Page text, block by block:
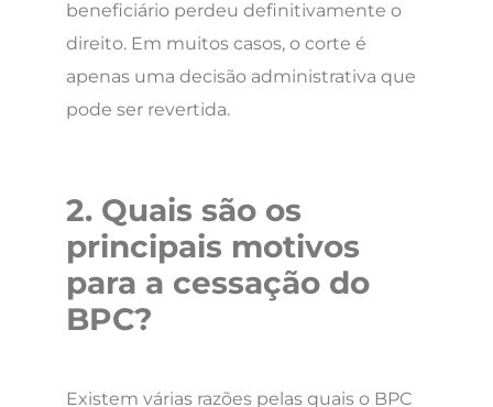
beneficiário perdeu definitivamente o
direito. Em muitos casos, o corte é
apenas uma decisão administrativa que
pode ser revertida.
2. Quais são os
principais motivos
para a cessação do
BPC?
Existem várias razões pelas quais o BPC